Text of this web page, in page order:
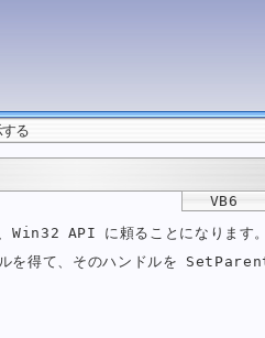
る
VB6
、Win32 API に頼ることになりま
を得て、そのハンドルを